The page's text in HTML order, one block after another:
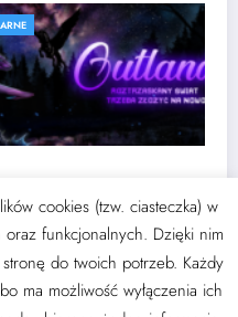
cookies (tzw. ciasteczka) w
funkcjonalnych. Dzięki nim
do twoich potrzeb. Każdy
ma możliwość wyłączenia ich